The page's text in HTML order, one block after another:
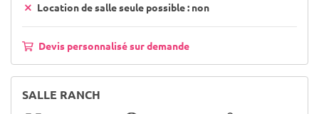
Location de salle seule possible : non
Devis personnalisé sur demande
SALLE RANCH